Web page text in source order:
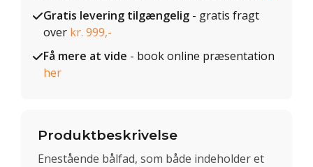
Gratis levering tilgængelig - gratis fragt
over kr. 999,-
Få mere at vide - book online præsentation
her
Produktbeskrivelse
Enestående bålfad, som både indeholder et